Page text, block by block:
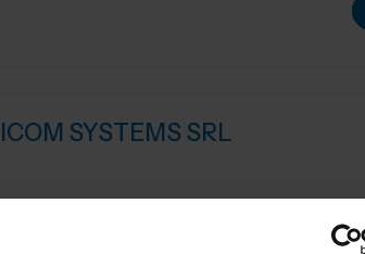
SYSTEMS SRL